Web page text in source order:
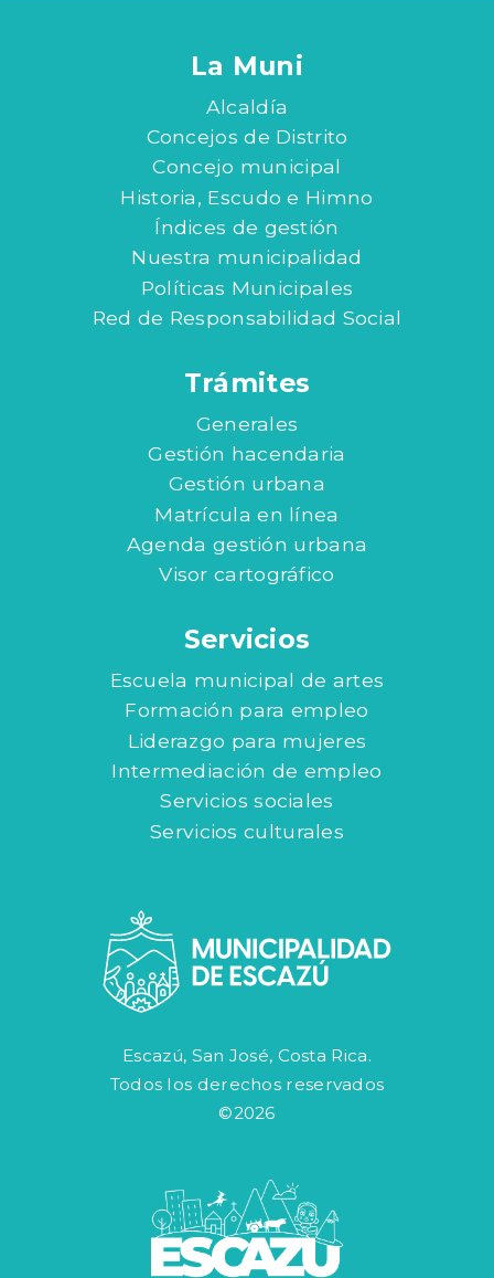
La Muni
Alcaldía
Concejos de Distrito
Concejo municipal
Historia, Escudo e Himno
Índices de gestión
Nuestra municipalidad
Políticas Municipales
Red de Responsabilidad Social
Trámites
Generales
Gestión hacendaria
Gestión urbana
Matrícula en línea
Agenda gestión urbana
Visor cartográfico
Servicios
Escuela municipal de artes
Formación para empleo
Liderazgo para mujeres
Intermediación de empleo
Servicios sociales
Servicios culturales
Escazú, San José, Costa Rica.
Todos los derechos reservados
©2026